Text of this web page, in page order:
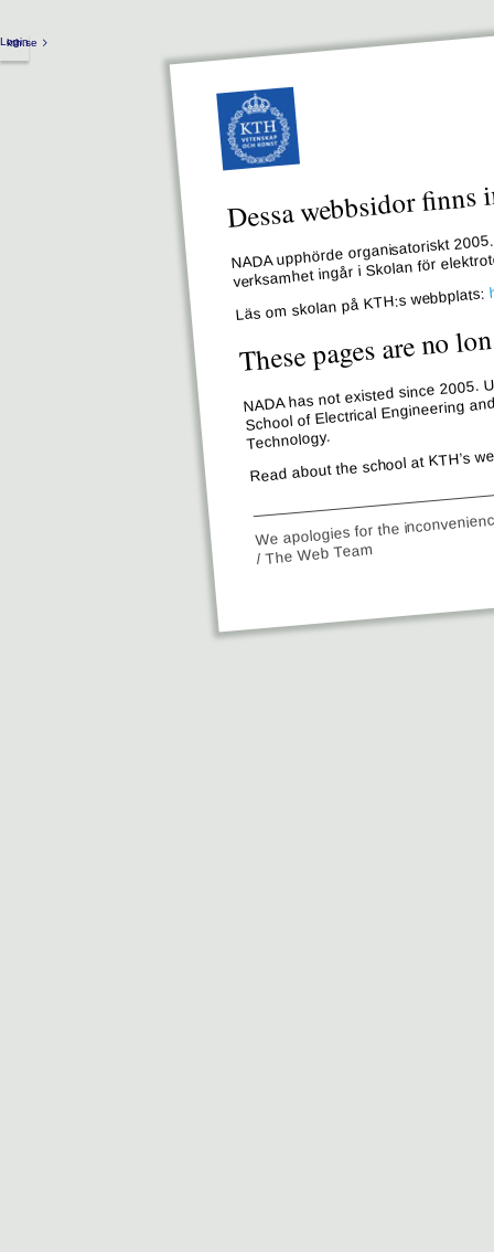
kth.se
Login
Dessa webbsidor
NADA upphörde organisatoriskt
verksamhet ingår i Skolan för
Läs om skolan på KTH:s webbplats:
These pages are no
NADA has not existed since
School of Electrical Engineering
Technology.
Read about the school at KTH’s
We apologies for the
/ The Web Team